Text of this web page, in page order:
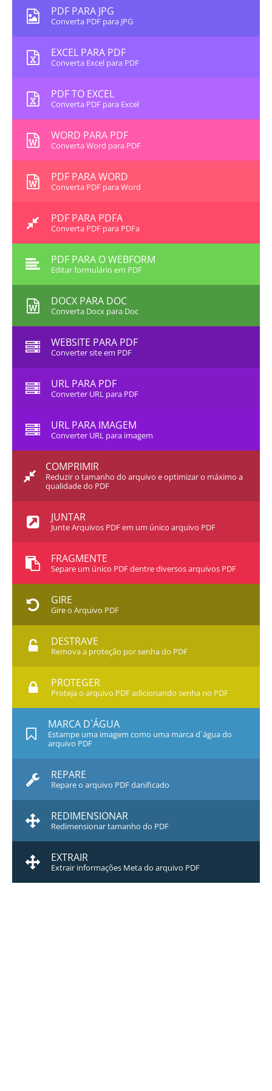
PDF PARA JPG
Converta PDF para JPG
EXCEL PARA PDF
Converta Excel para PDF
PDF TO EXCEL
Converta PDF para Excel
WORD PARA PDF
Converta Word para PDF
PDF PARA WORD
Converta PDF para Word
PDF PARA PDFA
Converta PDF para PDFa
PDF PARA O WEBFORM
Editar formulário em PDF
DOCX PARA DOC
Converta Docx para Doc
WEBSITE PARA PDF
Converter site em PDF
URL PARA PDF
Converter URL para PDF
URL PARA IMAGEM
Converter URL para imagem
COMPRIMIR
Reduzir o tamanho do arquivo e optimizar o máximo a
qualidade do PDF
JUNTAR
Junte Arquivos PDF em um único arquivo PDF
FRAGMENTE
Separe um único PDF dentre diversos arquivos PDF
GIRE
Gire o Arquivo PDF
DESTRAVE
Remova a proteção por senha do PDF
PROTEGER
Proteja o arquivo PDF adicionando senha no PDF
MARCA D`ÁGUA
Estampe uma imagem como uma marca d`água do
arquivo PDF
REPARE
Repare o arquivo PDF danificado
REDIMENSIONAR
Redimensionar tamanho do PDF
EXTRAIR
Extrair informações Meta do arquivo PDF